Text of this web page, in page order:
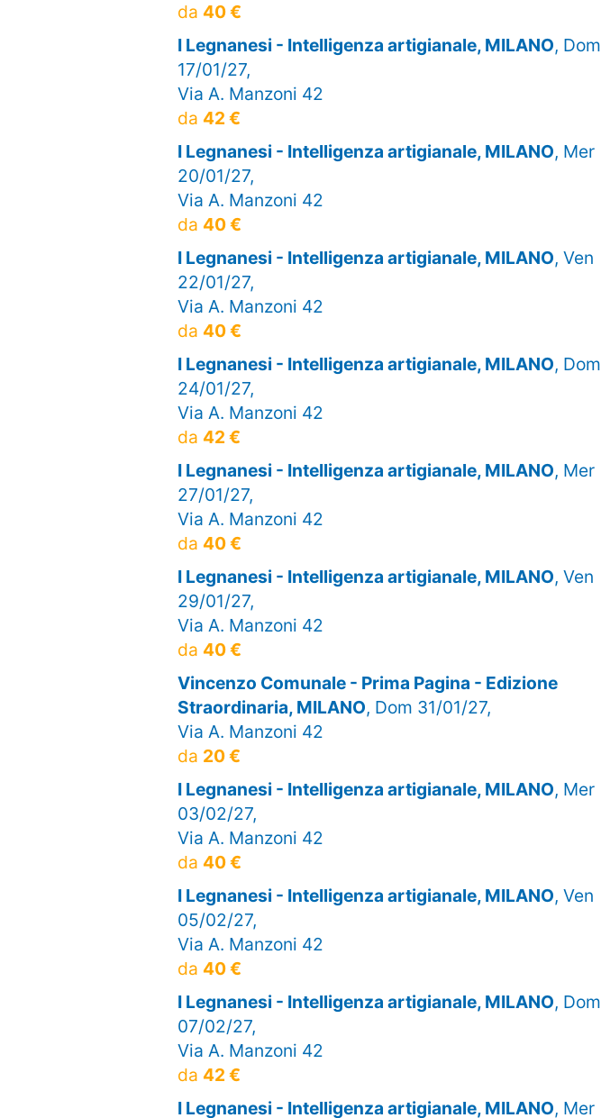
da 40 €
I Legnanesi - Intelligenza artigianale, MILANO, Dom
17/01/27,
Via A. Manzoni 42
da 42 €
I Legnanesi - Intelligenza artigianale, MILANO, Mer
20/01/27,
Via A. Manzoni 42
da 40 €
I Legnanesi - Intelligenza artigianale, MILANO, Ven
22/01/27,
Via A. Manzoni 42
da 40 €
I Legnanesi - Intelligenza artigianale, MILANO, Dom
24/01/27,
Via A. Manzoni 42
da 42 €
I Legnanesi - Intelligenza artigianale, MILANO, Mer
27/01/27,
Via A. Manzoni 42
da 40 €
I Legnanesi - Intelligenza artigianale, MILANO, Ven
29/01/27,
Via A. Manzoni 42
da 40 €
Vincenzo Comunale - Prima Pagina - Edizione
Straordinaria, MILANO, Dom 31/01/27,
Via A. Manzoni 42
da 20 €
I Legnanesi - Intelligenza artigianale, MILANO, Mer
03/02/27,
Via A. Manzoni 42
da 40 €
I Legnanesi - Intelligenza artigianale, MILANO, Ven
05/02/27,
Via A. Manzoni 42
da 40 €
I Legnanesi - Intelligenza artigianale, MILANO, Dom
07/02/27,
Via A. Manzoni 42
da 42 €
I Legnanesi - Intelligenza artigianale, MILANO, Mer